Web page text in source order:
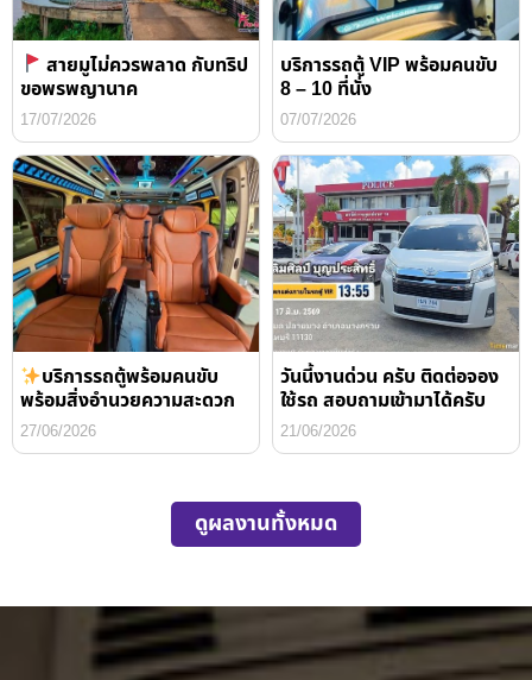
สายมูไม่ควรพลาด กับทริป
ขอพรพญานาค
17/07/2026
บริการรถตู้ VIP พร้อมคนขับ
8 – 10 ที่นั่ง
07/07/2026
บริการรถตู้พร้อมคนขับ
พร้อมสิ่งอำนวยความสะดวก
27/06/2026
วันนี้งานด่วน ครับ ติดต่อจอง
ใช้รถ สอบถามเข้ามาได้ครับ
21/06/2026
ดูผลงานทั้งหมด